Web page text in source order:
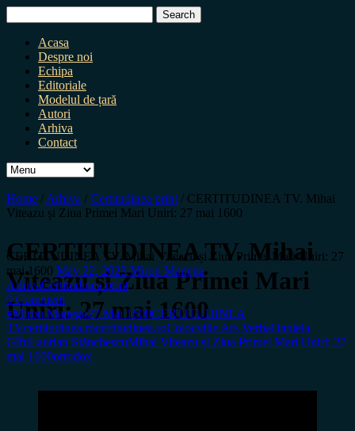
for:
Acasa
Despre noi
Echipa
Editoriale
Modelul de țară
Autori
Arhiva
Contact
Home / Arhiva / Certitudinea print / CERTITUDINEA TV. Mihai
Viteazu și Ziua Primei Mari Uniri: 27 mai 1600
CERTITUDINEA TV. Mihai
Viteazu și Ziua Primei Mari
Uniri: 27 mai 1600
CERTITUDINEA TV. Mihai Viteazu și Ziua Primei Mari Uniri: 27
mai 1600 May 22, 2023Miron Manega
ArhivaCertitudinea print
0 Comment
#Miron Manega27 Mai 1600CERTITUDINEA
TVcertitudinea.rocertitudinea.roColocviile Ars VerbaDaniela
GîfuLaurian StănchescuMihai Viteazu și Ziua Primei Mari Uniri: 27
mai 1600ortodox